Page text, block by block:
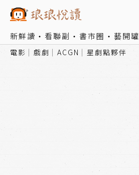
新鮮讀 看聯副 書市圈 藝開罐
電影 戲劇 ACGN 星劇點夥伴